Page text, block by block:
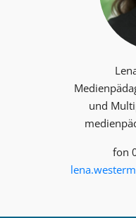
und
fon